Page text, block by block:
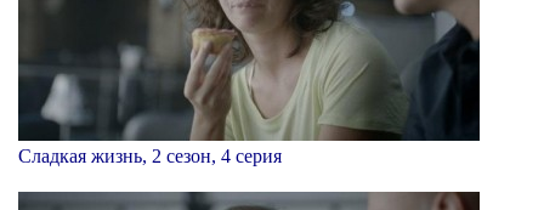
Сладкая жизнь, 2 сезон, 4 серия